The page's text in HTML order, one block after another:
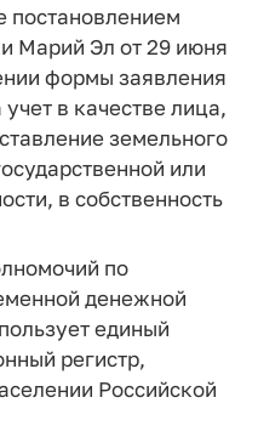
постановлением
Марий Эл от 29 июня
формы заявления
в качестве лица,
земельного
или
в собственность
по
денежной
единый
регистр,
Российской